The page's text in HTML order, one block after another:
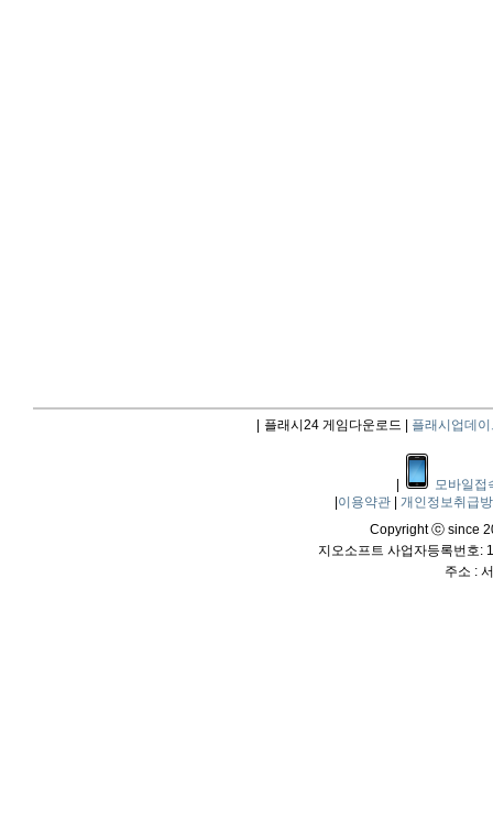
플래시24 게임다운로드 | 플래시업데이
모바일접
이용약관
개인정보취급
Copyright ⓒ since
지오소프트 사업자등록번호:
주소 :